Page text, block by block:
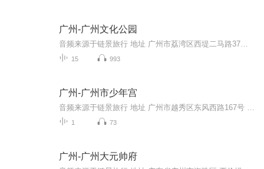
广州-广州文化公园
15 993
广州-广州市少年宫
1 73
广州-广州大元帅府